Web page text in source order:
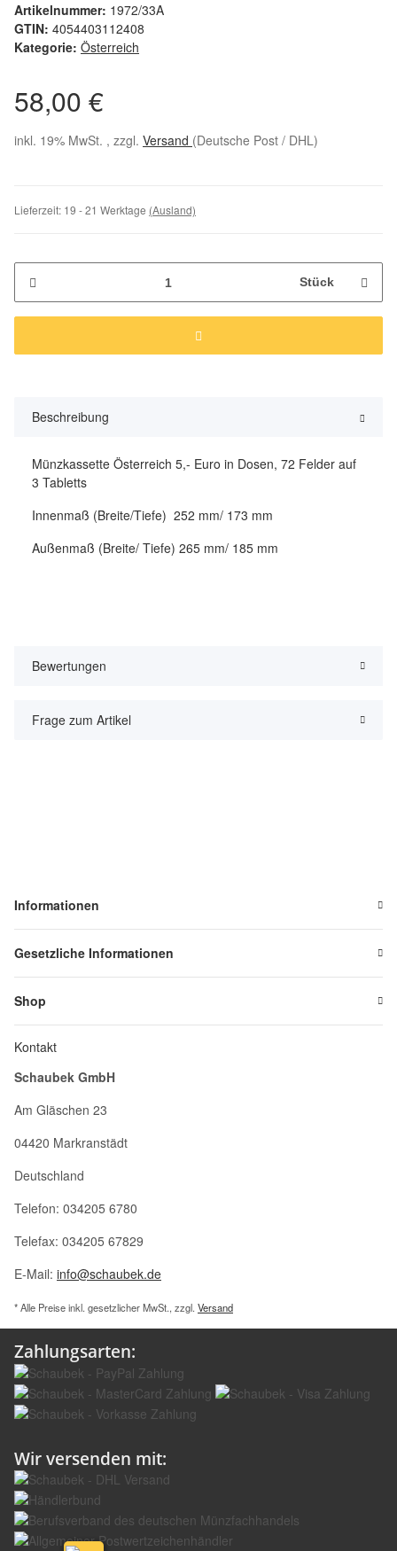
Artikelnummer: 1972/33A
GTIN: 4054403112408
Kategorie: Österreich
58,00 €
inkl. 19% MwSt. , zzgl. Versand (Deutsche Post / DHL)
Lieferzeit: 19 - 21 Werktage (Ausland)
Stück
Beschreibung
Münzkassette Österreich 5,- Euro in Dosen, 72 Felder auf
3 Tabletts
Innenmaß (Breite/Tiefe) 252 mm/ 173 mm
Außenmaß (Breite/ Tiefe) 265 mm/ 185 mm
Bewertungen
Frage zum Artikel
Informationen
Gesetzliche Informationen
Shop
Kontakt
Schaubek GmbH
Am Gläschen 23
04420 Markranstädt
Deutschland
Telefon: 034205 6780
Telefax: 034205 67829
E-Mail: info@schaubek.de
* Alle Preise inkl. gesetzlicher MwSt., zzgl. Versand
Zahlungsarten:
Wir versenden mit: